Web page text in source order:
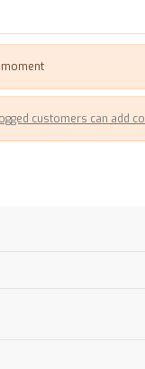
customers can add